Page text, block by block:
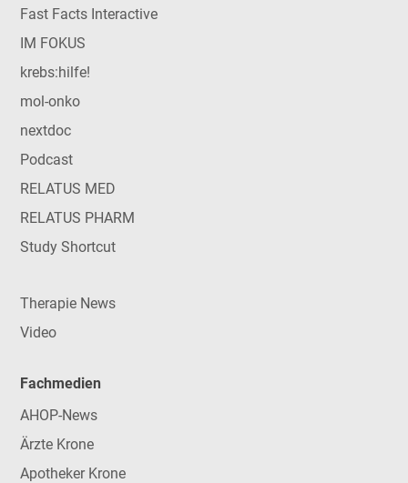
Fast Facts Interactive
IM FOKUS
krebs:hilfe!
mol-onko
nextdoc
Podcast
RELATUS MED
RELATUS PHARM
Study Shortcut
Therapie News
Video
Fachmedien
AHOP-News
Ärzte Krone
Apotheker Krone